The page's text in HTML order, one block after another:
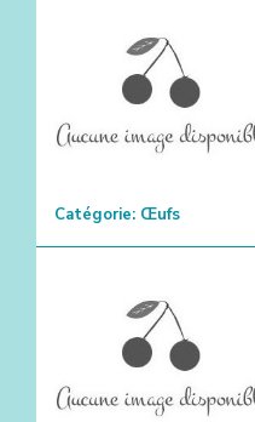
Catégorie: Œufs